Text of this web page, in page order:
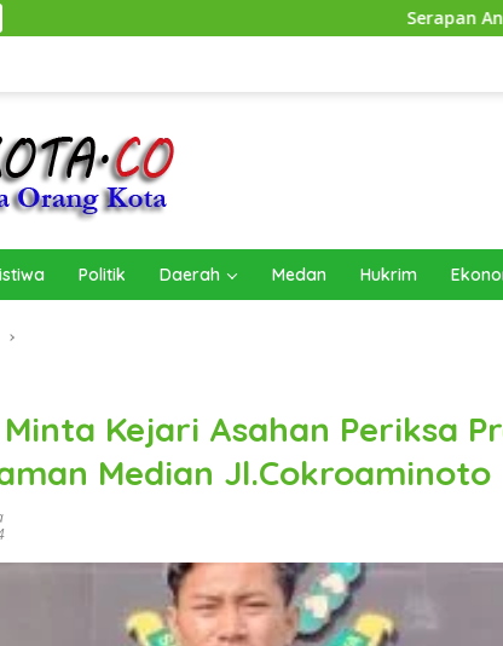
Serapan Anggaran Dinas
Politik Daerah Medan Hukrim
Minta Kejari Asahan Periksa
Median Jl.Cokroaminoto